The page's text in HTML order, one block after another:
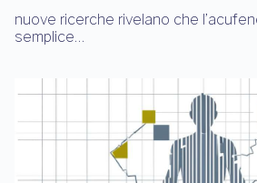
nuove ricerche rivelano che
semplice…